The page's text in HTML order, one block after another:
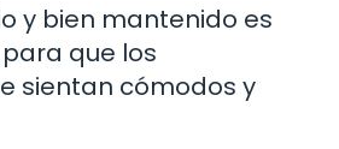
y bien mantenido es
que los
sientan cómodos y